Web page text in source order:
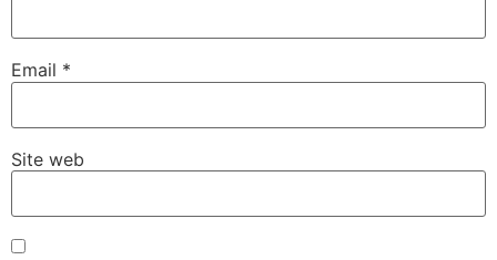
Email *
Site web